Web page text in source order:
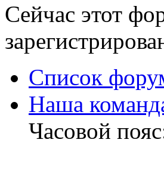
Сейчас этот
Список
Наша
Часовой